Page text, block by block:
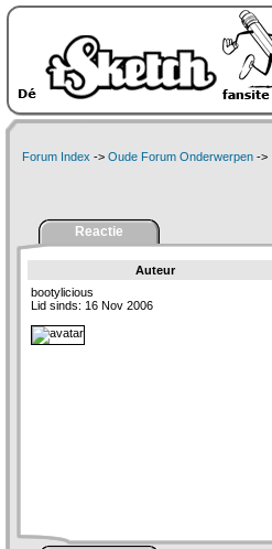
Forum Index -> Oude Forum Onderwerpen ->
Reactie
Auteur
bootylicious
Lid sinds: 16 Nov 2006